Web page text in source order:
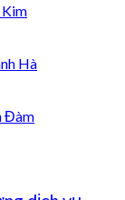
Hà
Đàm